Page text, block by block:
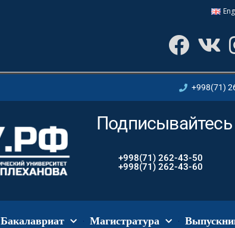
+998(71)
+998(71) 262-43-50
+998(71) 262-43-60
Бакалавриат Магистратура